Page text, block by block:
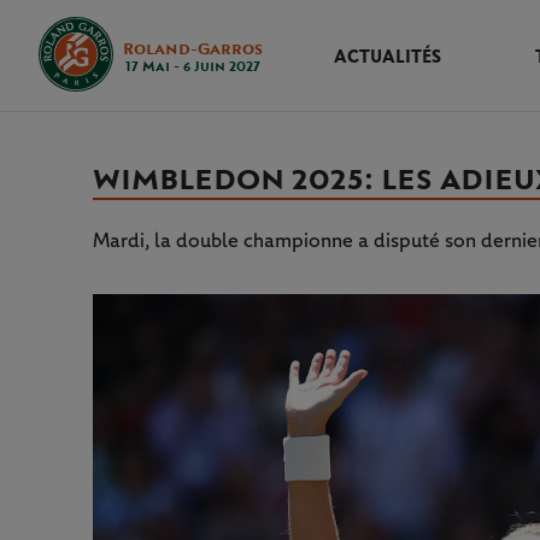
Roland-Garros
17 Mai - 6 Juin 2027
ACTUALITÉS
WIMBLEDON 2025 : LES
Mardi, la double championne a disputé son